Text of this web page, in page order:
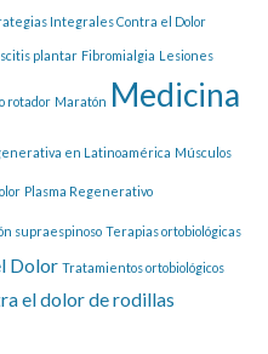
Integrales Contra el Dolor
plantar Fibromialgia Lesiones
rotador Maratón Medicina
en Latinoamérica Músculos
Plasma Regenerativo
supraespinoso Terapias ortobiológicas
Dolor Tratamientos ortobiológicos
el dolor de rodillas